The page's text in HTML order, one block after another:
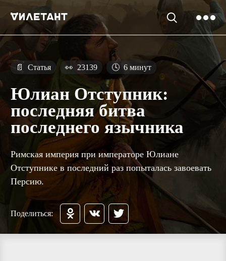
📄 Статья 👀 23139 🕓 6 минут
Юлиан Отступник:
последняя битва
последнего язычника
Римская империя при императоре Юлиане
Отступнике в последний раз попыталась завоевать
Персию.
Поделиться: